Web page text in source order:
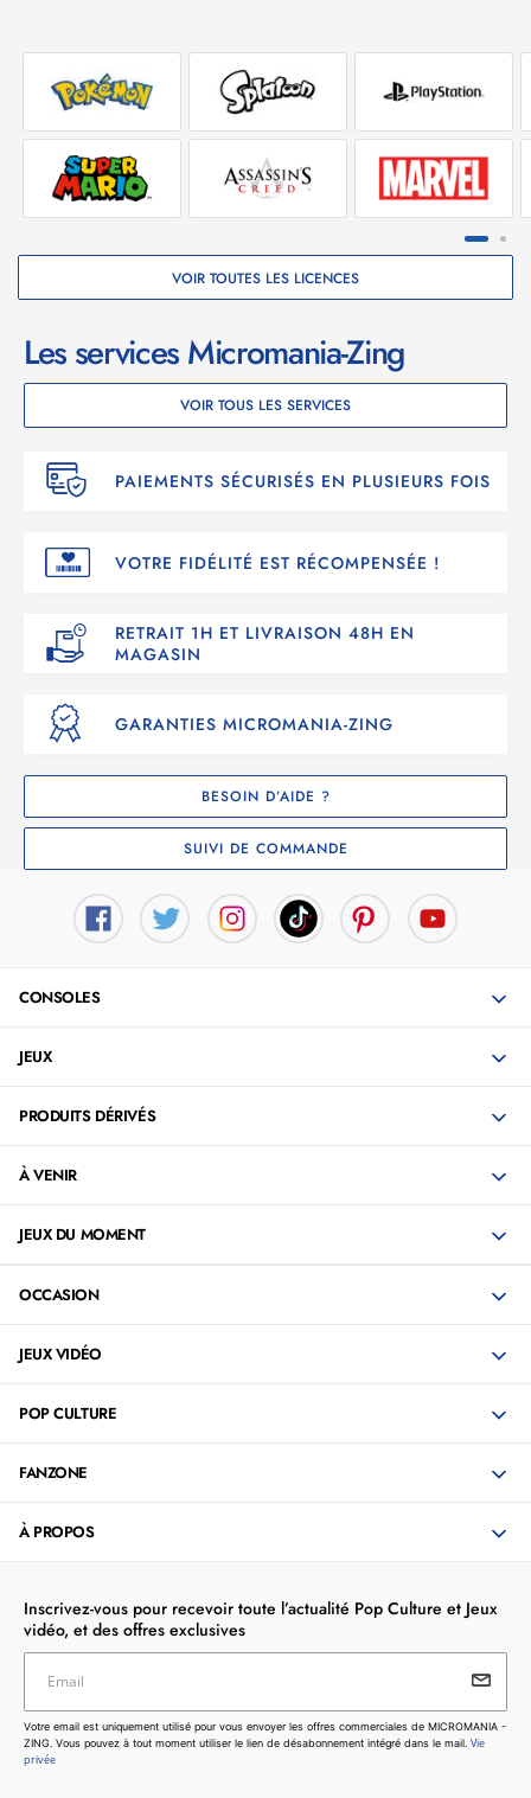
VOIR TOUTES LES LICENCES
Les services Micromania-Zing
VOIR TOUS LES SERVICES
PAIEMENTS SÉCURISÉS EN PLUSIEURS FOIS
VOTRE FIDÉLITÉ EST RÉCOMPENSÉE !
RETRAIT 1H ET LIVRAISON 48H EN
MAGASIN
GARANTIES MICROMANIA-ZING
BESOIN D’AIDE ?
SUIVI DE COMMANDE
CONSOLES
JEUX
PRODUITS DÉRIVÉS
À VENIR
JEUX DU MOMENT
OCCASION
JEUX VIDÉO
POP CULTURE
FANZONE
À PROPOS
Inscrivez-vous pour recevoir toute l’actualité Pop Culture et Jeux
vidéo, et des offres exclusives
Votre email est uniquement utilisé pour vous envoyer les
offres commerciales de MICROMANIA - ZING. Vous pouvez
à tout moment utiliser le lien de désabonnement intégré dans
Email
Votre email est uniquement utilisé pour vous envoyer les offres commerciales de MICROMANIA -
ZING. Vous pouvez à tout moment utiliser le lien de désabonnement intégré dans le mail. Vie
privée